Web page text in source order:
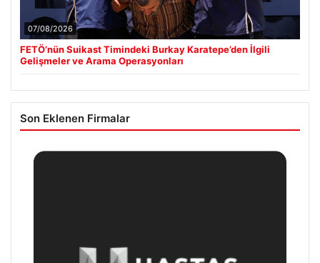
07/08/2026
FETÖ’nün Suikast Timindeki Burkay Karatepe’den İlgili
Gelişmeler ve Arama Operasyonları
Son Eklenen Firmalar